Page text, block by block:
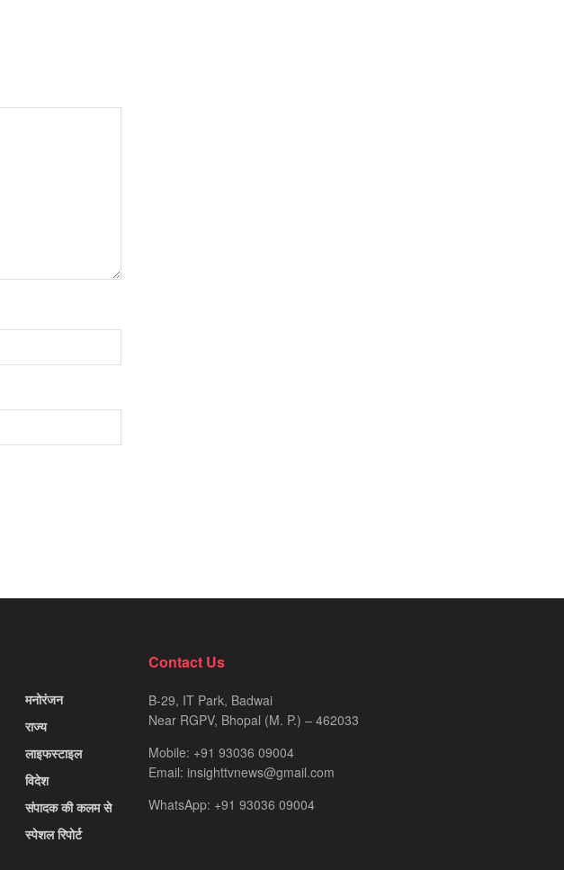
मनोरंजन
राज्य
लाइफस्टाइल
विदेश
संपादक की कलम से
स्पेशल रिपोर्ट
Contact Us
B-29, IT Park, Badwai
Near RGPV, Bhopal (M. P.) – 462033
Mobile: +91 93036 09004
Email: insighttvnews@gmail.com
WhatsApp: +91 93036 09004